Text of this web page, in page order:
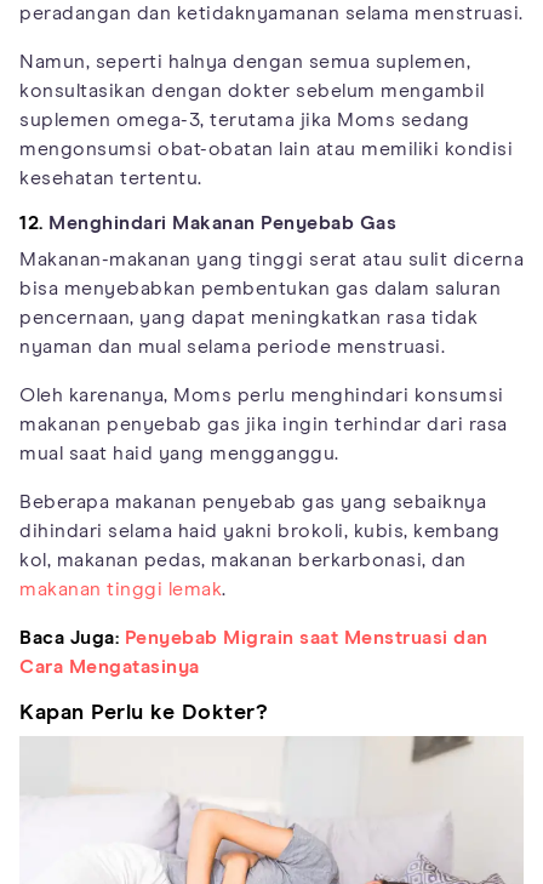
peradangan dan ketidaknyamanan selama menstruasi.
Namun, seperti halnya dengan semua suplemen,
konsultasikan dengan dokter sebelum mengambil
suplemen omega-3, terutama jika Moms sedang
mengonsumsi obat-obatan lain atau memiliki kondisi
kesehatan tertentu.
12. Menghindari Makanan Penyebab Gas
Makanan-makanan yang tinggi serat atau sulit dicerna
bisa menyebabkan pembentukan gas dalam saluran
pencernaan, yang dapat meningkatkan rasa tidak
nyaman dan mual selama periode menstruasi.
Oleh karenanya, Moms perlu menghindari konsumsi
makanan penyebab gas jika ingin terhindar dari rasa
mual saat haid yang mengganggu.
Beberapa makanan penyebab gas yang sebaiknya
dihindari selama haid yakni brokoli, kubis, kembang
kol, makanan pedas, makanan berkarbonasi, dan
makanan tinggi lemak.
Baca Juga: Penyebab Migrain saat Menstruasi dan
Cara Mengatasinya
Kapan Perlu ke Dokter?